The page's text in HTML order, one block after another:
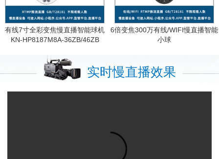
有线7寸全彩变焦慢直播智能球机
KN-HP8187M8A-36ZB/46ZB
6倍变焦300万有线/WIFI慢直播智能
小球
实时慢直播效果